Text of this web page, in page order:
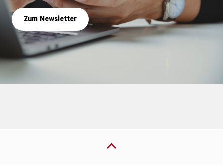
Zum Newsletter